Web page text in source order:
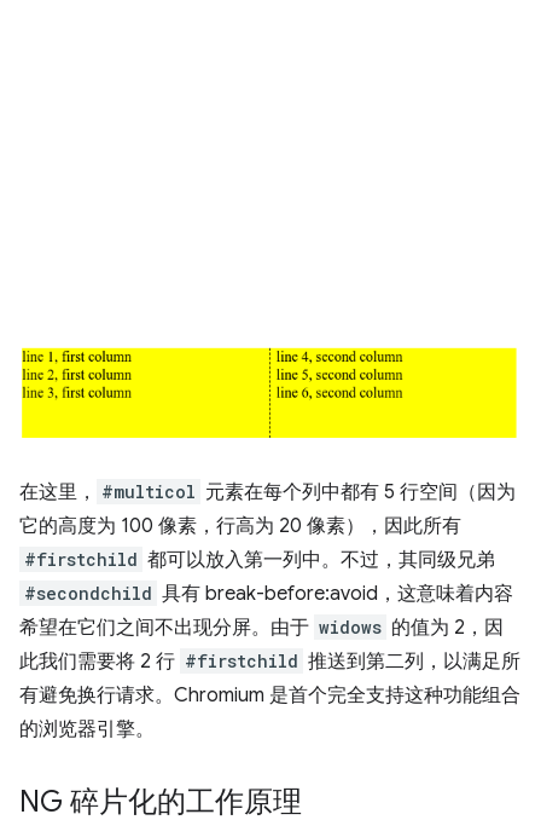
在这里， #multicol 元素在每个列中都有 5 行空间（因为
它的高度为 100 像素，行高为 20 像素），因此所有
#firstchild 都可以放入第一列中。不过，其同级兄弟
#secondchild 具有 break-before:avoid，这意味着内容
希望在它们之间不出现分屏。由于 widows 的值为 2，因
此我们需要将 2 行 #firstchild 推送到第二列，以满足所
有避免换行请求。Chromium 是首个完全支持这种功能组合
的浏览器引擎。
NG 碎片化的工作原理